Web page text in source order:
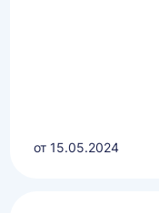
от 15.05.2024